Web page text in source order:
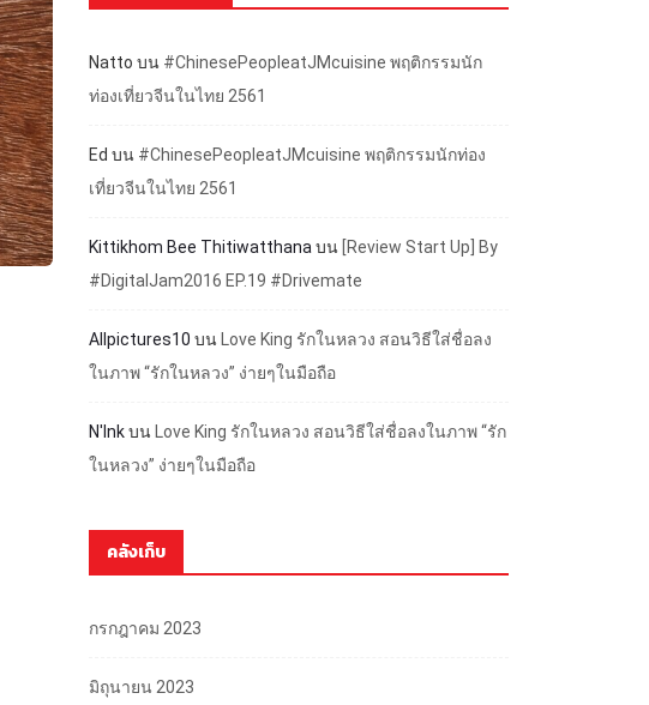
Natto บน #ChinesePeopleatJMcuisine พฤติกรรมนัก
ท่องเที่ยวจีนในไทย 2561
Ed บน #ChinesePeopleatJMcuisine พฤติกรรมนักท่อง
เที่ยวจีนในไทย 2561
Kittikhom Bee Thitiwatthana บน [Review Start Up] By
#DigitalJam2016 EP.19 #Drivemate
Allpictures10 บนLove King รักในหลวง สอนวิธีใส่ชื่อลง
ในภาพ “รักในหลวง” ง่ายๆในมือถือ
N'InkบนLove King รักในหลวง สอนวิธีใส่ชื่อลงในภาพ “รัก
ในหลวง” ง่ายๆในมือถือ
คลังเก็บ
กรกฎาคม 2023
มิถุนายน 2023